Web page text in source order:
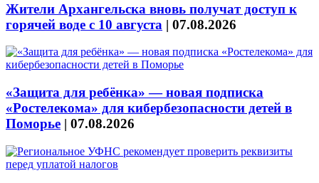
Жители Архангельска вновь получат доступ к
горячей воде с 10 августа | 07.08.2026
«Защита для ребёнка» — новая подписка
«Ростелекома» для кибербезопасности детей в
Поморье | 07.08.2026